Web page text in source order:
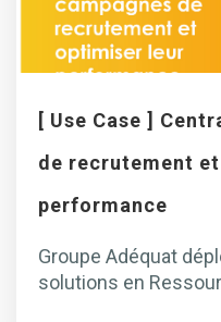
[ Use Case ]
de recrutement
performance
Groupe Adéquat
solutions en